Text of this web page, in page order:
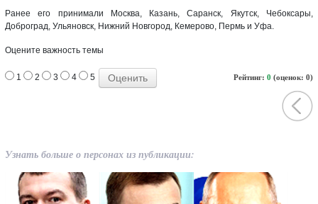
Ранее его принимали Москва, Казань, Саранск, Якутск, Чебоксары,
Доброград, Ульяновск, Нижний Новгород, Кемерово, Пермь и Уфа.
Оцените важность темы
Рейтинг: 0 (оценок: 0)
1 2 3 4 5
Узнать больше о персонах из публикации: